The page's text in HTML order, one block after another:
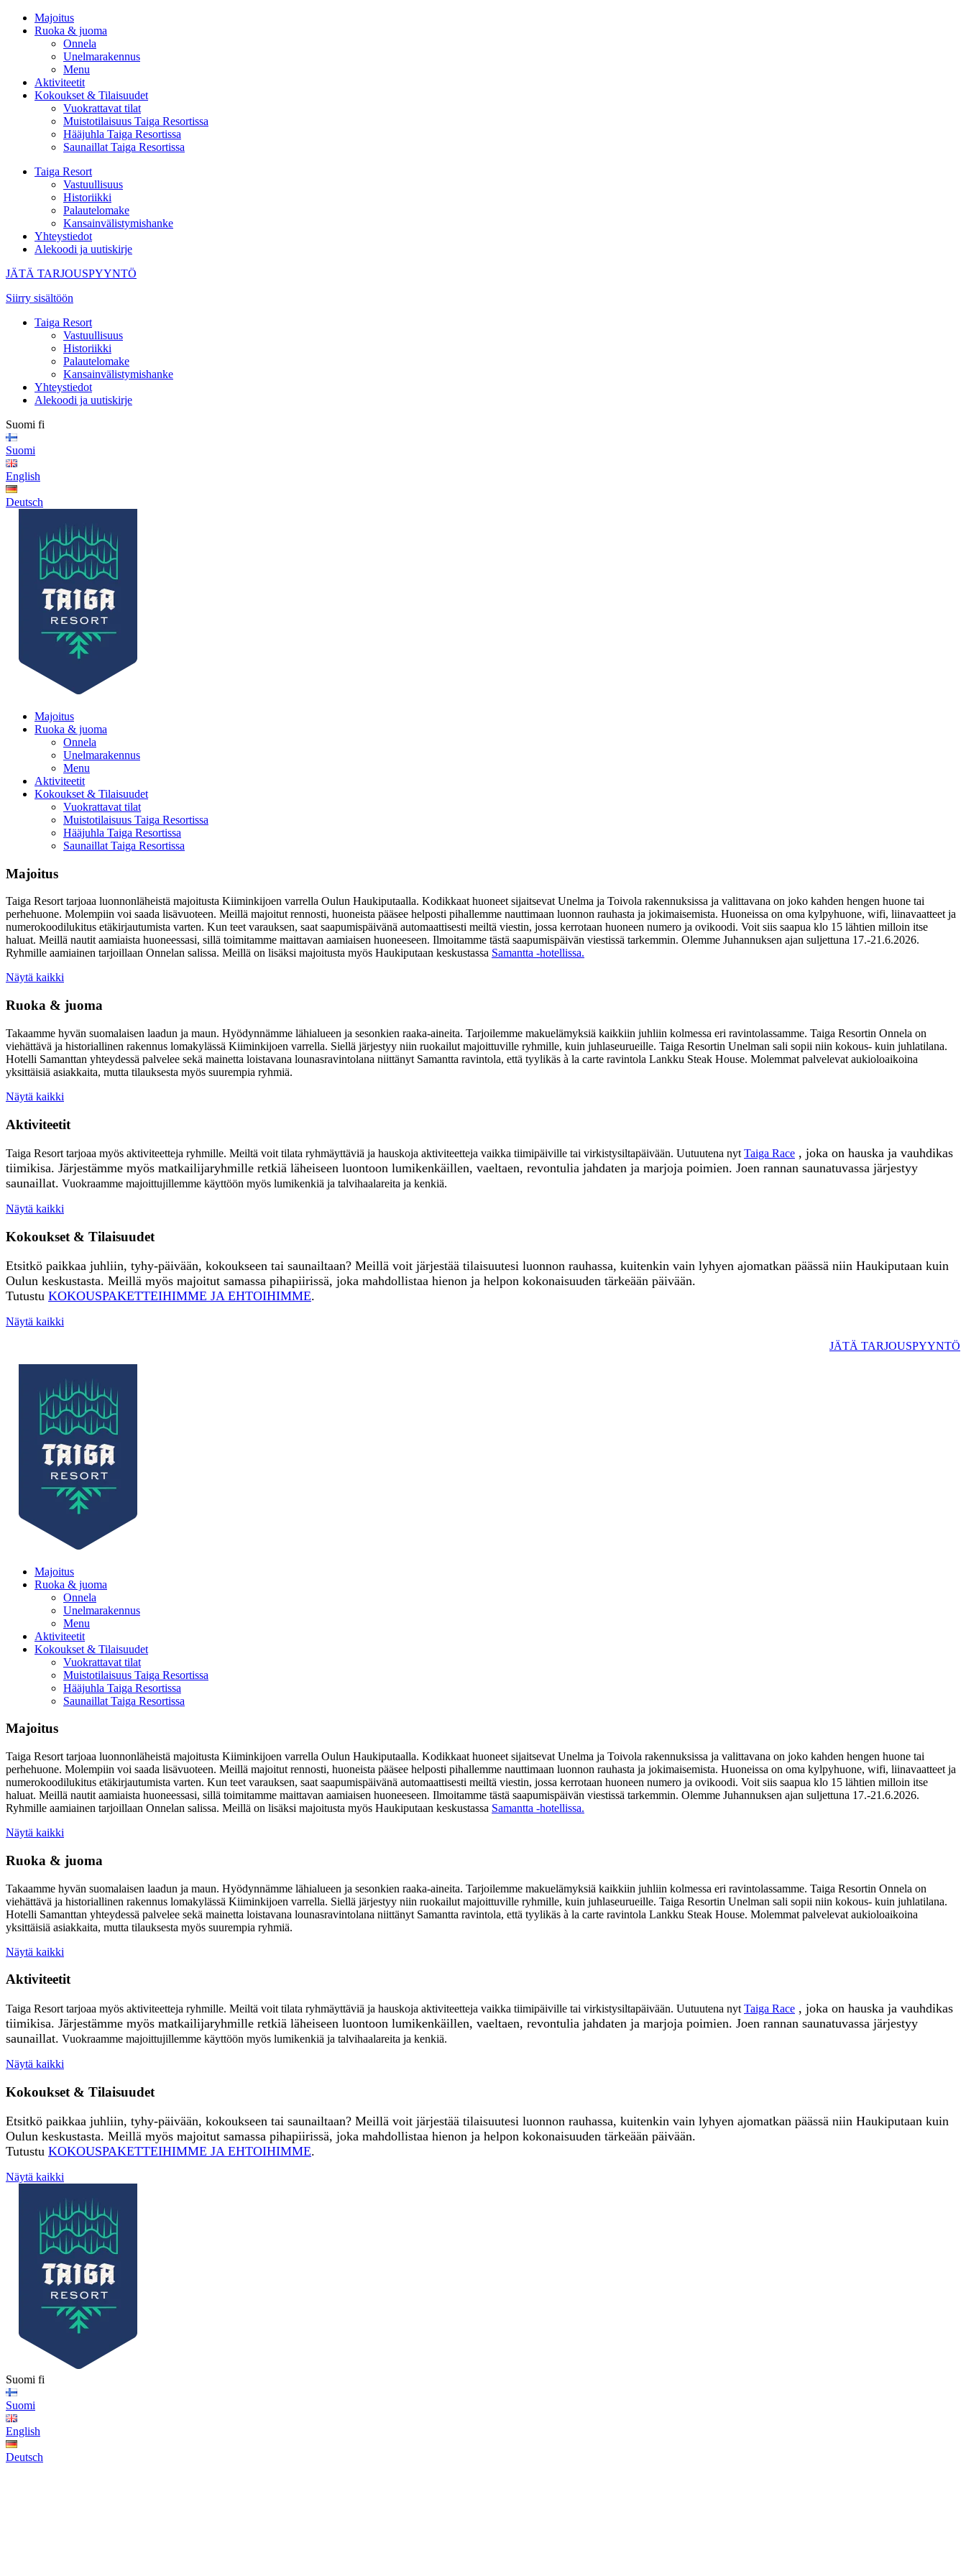
Majoitus
Ruoka & juoma
Onnela
Unelmarakennus
Menu
Aktiviteetit
Kokoukset & Tilaisuudet
Vuokrattavat tilat
Muistotilaisuus Taiga Resortissa
Hääjuhla Taiga Resortissa
Saunaillat Taiga Resortissa
Taiga Resort
Vastuullisuus
Historiikki
Palautelomake
Kansainvälistymishanke
Yhteystiedot
Alekoodi ja uutiskirje
JÄTÄ TARJOUSPYYNTÖ
Siirry sisältöön
Taiga Resort
Vastuullisuus
Historiikki
Palautelomake
Kansainvälistymishanke
Yhteystiedot
Alekoodi ja uutiskirje
Suomi fi
Suomi
English
Deutsch
Majoitus
Ruoka & juoma
Onnela
Unelmarakennus
Menu
Aktiviteetit
Kokoukset & Tilaisuudet
Vuokrattavat tilat
Muistotilaisuus Taiga Resortissa
Hääjuhla Taiga Resortissa
Saunaillat Taiga Resortissa
Majoitus
Taiga Resort tarjoaa luonnonläheistä majoitusta Kiiminkijoen varrella Oulun Haukiputaalla. Kodikkaat huoneet sijaitsevat Unelma ja Toivola rakennuksissa ja valittavana on joko kahden hengen huone tai
perhehuone. Molempiin voi saada lisävuoteen. Meillä majoitut rennosti, huoneista pääsee helposti pihallemme nauttimaan luonnon rauhasta ja jokimaisemista. Huoneissa on oma kylpyhuone, wifi, liinavaatteet ja
numerokoodilukitus etäkirjautumista varten. Kun teet varauksen, saat saapumispäivänä automaattisesti meiltä viestin, jossa kerrotaan huoneen numero ja ovikoodi. Voit siis saapua klo 15 lähtien milloin itse
haluat. Meillä nautit aamiaista huoneessasi, sillä toimitamme maittavan aamiaisen huoneeseen. Ilmoitamme tästä saapumispäivän viestissä tarkemmin. Olemme Juhannuksen ajan suljettuna 17.-21.6.2026.
Ryhmille aamiainen tarjoillaan Onnelan salissa. Meillä on lisäksi majoitusta myös Haukiputaan keskustassa Samantta -hotellissa.
Näytä kaikki
Ruoka & juoma
Takaamme hyvän suomalaisen laadun ja maun. Hyödynnämme lähialueen ja sesonkien raaka-aineita. Tarjoilemme makuelämyksiä kaikkiin juhliin kolmessa eri ravintolassamme. Taiga Resortin Onnela on
viehättävä ja historiallinen rakennus lomakylässä Kiiminkijoen varrella. Siellä järjestyy niin ruokailut majoittuville ryhmille, kuin juhlaseurueille. Taiga Resortin Unelman sali sopii niin kokous- kuin juhlatilana.
Hotelli Samanttan yhteydessä palvelee sekä mainetta loistavana lounasravintolana niittänyt Samantta ravintola, että tyylikäs à la carte ravintola Lankku Steak House. Molemmat palvelevat aukioloaikoina
yksittäisiä asiakkaita, mutta tilauksesta myös suurempia ryhmiä.
Näytä kaikki
Aktiviteetit
Taiga Resort tarjoaa myös aktiviteetteja ryhmille. Meiltä voit tilata ryhmäyttäviä ja hauskoja aktiviteetteja vaikka tiimipäiville tai virkistysiltapäivään. Uutuutena nyt Taiga Race , joka on hauska ja vauhdikas
tiimikisa. Järjestämme myös matkailijaryhmille retkiä läheiseen luontoon lumikenkäillen, vaeltaen, revontulia jahdaten ja marjoja poimien. Joen rannan saunatuvassa järjestyy
saunaillat. Vuokraamme majoittujillemme käyttöön myös lumikenkiä ja talvihaalareita ja kenkiä.
Näytä kaikki
Kokoukset & Tilaisuudet
Etsitkö paikkaa juhliin, tyhy-päivään, kokoukseen tai saunailtaan? Meillä voit järjestää tilaisuutesi luonnon rauhassa, kuitenkin vain lyhyen ajomatkan päässä niin Haukiputaan kuin
Oulun keskustasta. Meillä myös majoitut samassa pihapiirissä, joka mahdollistaa hienon ja helpon kokonaisuuden tärkeään päivään.
Tutustu KOKOUSPAKETTEIHIMME JA EHTOIHIMME.
Näytä kaikki
JÄTÄ TARJOUSPYYNTÖ
Majoitus
Ruoka & juoma
Onnela
Unelmarakennus
Menu
Aktiviteetit
Kokoukset & Tilaisuudet
Vuokrattavat tilat
Muistotilaisuus Taiga Resortissa
Hääjuhla Taiga Resortissa
Saunaillat Taiga Resortissa
Majoitus
Taiga Resort tarjoaa luonnonläheistä majoitusta Kiiminkijoen varrella Oulun Haukiputaalla. Kodikkaat huoneet sijaitsevat Unelma ja Toivola rakennuksissa ja valittavana on joko kahden hengen huone tai
perhehuone. Molempiin voi saada lisävuoteen. Meillä majoitut rennosti, huoneista pääsee helposti pihallemme nauttimaan luonnon rauhasta ja jokimaisemista. Huoneissa on oma kylpyhuone, wifi, liinavaatteet ja
numerokoodilukitus etäkirjautumista varten. Kun teet varauksen, saat saapumispäivänä automaattisesti meiltä viestin, jossa kerrotaan huoneen numero ja ovikoodi. Voit siis saapua klo 15 lähtien milloin itse
haluat. Meillä nautit aamiaista huoneessasi, sillä toimitamme maittavan aamiaisen huoneeseen. Ilmoitamme tästä saapumispäivän viestissä tarkemmin. Olemme Juhannuksen ajan suljettuna 17.-21.6.2026.
Ryhmille aamiainen tarjoillaan Onnelan salissa. Meillä on lisäksi majoitusta myös Haukiputaan keskustassa Samantta -hotellissa.
Näytä kaikki
Ruoka & juoma
Takaamme hyvän suomalaisen laadun ja maun. Hyödynnämme lähialueen ja sesonkien raaka-aineita. Tarjoilemme makuelämyksiä kaikkiin juhliin kolmessa eri ravintolassamme. Taiga Resortin Onnela on
viehättävä ja historiallinen rakennus lomakylässä Kiiminkijoen varrella. Siellä järjestyy niin ruokailut majoittuville ryhmille, kuin juhlaseurueille. Taiga Resortin Unelman sali sopii niin kokous- kuin juhlatilana.
Hotelli Samanttan yhteydessä palvelee sekä mainetta loistavana lounasravintolana niittänyt Samantta ravintola, että tyylikäs à la carte ravintola Lankku Steak House. Molemmat palvelevat aukioloaikoina
yksittäisiä asiakkaita, mutta tilauksesta myös suurempia ryhmiä.
Näytä kaikki
Aktiviteetit
Taiga Resort tarjoaa myös aktiviteetteja ryhmille. Meiltä voit tilata ryhmäyttäviä ja hauskoja aktiviteetteja vaikka tiimipäiville tai virkistysiltapäivään. Uutuutena nyt Taiga Race , joka on hauska ja vauhdikas
tiimikisa. Järjestämme myös matkailijaryhmille retkiä läheiseen luontoon lumikenkäillen, vaeltaen, revontulia jahdaten ja marjoja poimien. Joen rannan saunatuvassa järjestyy
saunaillat. Vuokraamme majoittujillemme käyttöön myös lumikenkiä ja talvihaalareita ja kenkiä.
Näytä kaikki
Kokoukset & Tilaisuudet
Etsitkö paikkaa juhliin, tyhy-päivään, kokoukseen tai saunailtaan? Meillä voit järjestää tilaisuutesi luonnon rauhassa, kuitenkin vain lyhyen ajomatkan päässä niin Haukiputaan kuin
Oulun keskustasta. Meillä myös majoitut samassa pihapiirissä, joka mahdollistaa hienon ja helpon kokonaisuuden tärkeään päivään.
Tutustu KOKOUSPAKETTEIHIMME JA EHTOIHIMME.
Näytä kaikki
Suomi fi
Suomi
English
Deutsch